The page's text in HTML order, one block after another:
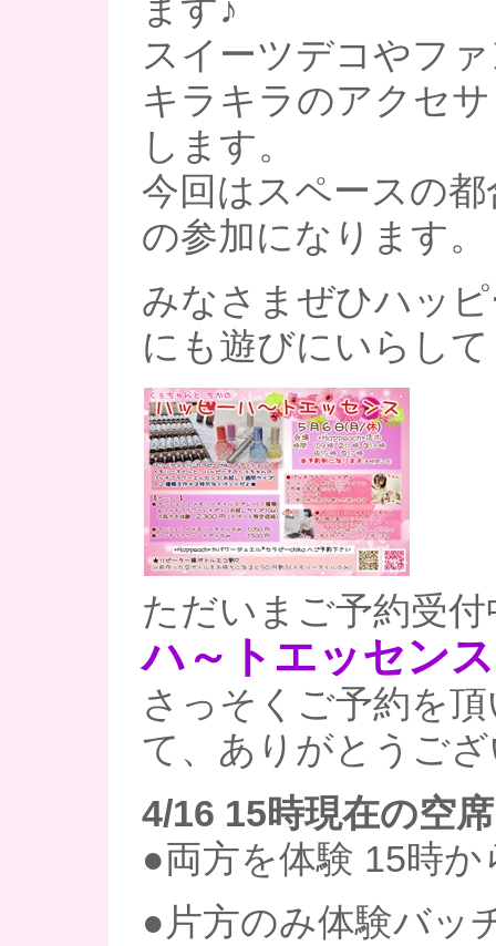
ます♪
スイーツデコやフ
キラキラのアクセ
します。
今回はスペースの
の参加になります。
みなさまぜひハッ
にも遊びにいらし
ただいまご予約受付
ハ～トエッセンス
さっそくご予約を
て、ありがとうご
4/16 15時現在の空席
●両方を体験 15時
●片方のみ体験バッ